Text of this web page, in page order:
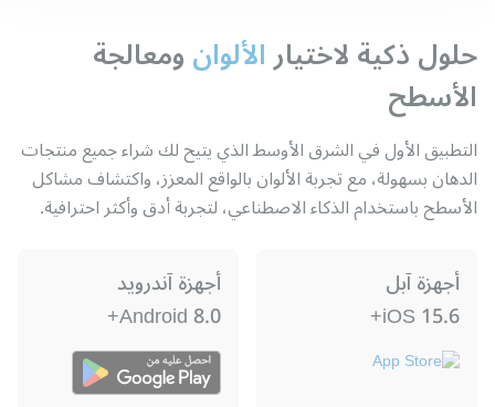
حلول ذكية لاختيارالألوانومعالجة
الأسطح
التطبيق الأول في الشرق الأوسط الذي يتيح لك شراء جميع منتجات
الدهان بسهولة، مع تجربة الألوان بالواقع المعزز، واكتشاف مشاكل
الأسطح باستخدام الذكاء الاصطناعي، لتجربة أدق وأكثر احترافية.
أجهزة آبل
iOS 15.6+
أجهزة آندرويد
Android 8.0+